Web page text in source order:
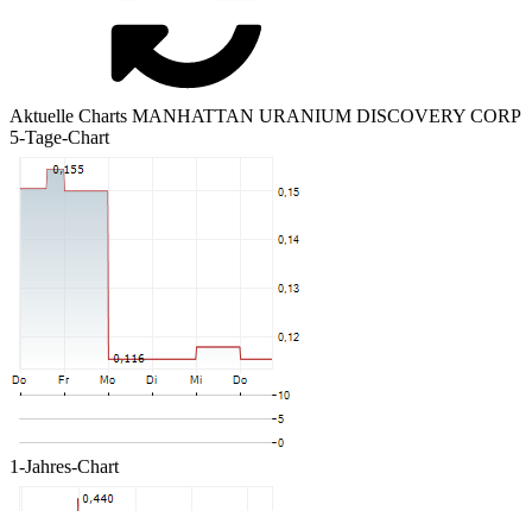
Aktuelle Charts MANHATTAN URANIUM DISCOVERY CORP
5-Tage-Chart
1-Jahres-Chart